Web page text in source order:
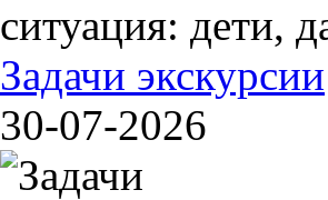
ситуация: дети,
Задачи экскурсии
30-07-2026